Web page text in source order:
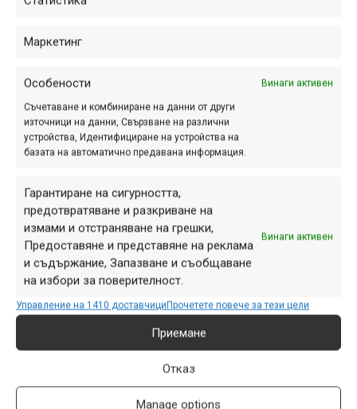
Маркетинг
Особености Винаги активен
Съчетаване и комбиниране на данни от други
източници на данни, Свързване на различни
устройства, Идентифициране на устройства на
базата на автоматично предавана информация.
Гарантиране на сигурността,
предотвратяване и разкриване на
измами и отстраняване на грешки,
Предоставяне и представяне на реклама
и съдържание, Запазване и съобщаване
на избори за поверителност.
Винаги активен
Управление на 1410 доставчициПрочетете повече за тези цели
Приемане
Отказ
Manage options
Локорско – Кремиковци –
Локорско
Това е един маршрут, който е
алтернатива на два други, които
вече са публикувани в сайта.
Всъщност може да бъде
каране, само че е по-къс...
Чибаовци – Искрец –